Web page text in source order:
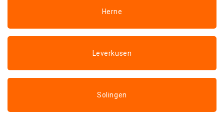
Herne
Leverkusen
Solingen